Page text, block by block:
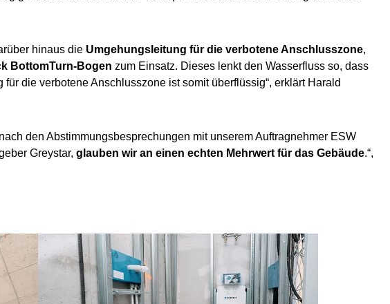
hinaus die Umgehungsleitung für die verbotene Anschlusszone,
BottomTurn-Bogen zum Einsatz. Dieses lenkt den Wasserfluss so, dass
die verbotene Anschlusszone ist somit überflüssig“, erklärt Harald
den Abstimmungsbesprechungen mit unserem Auftragnehmer ESW
Greystar, glauben wir an einen echten Mehrwert für das Gebäude.“,